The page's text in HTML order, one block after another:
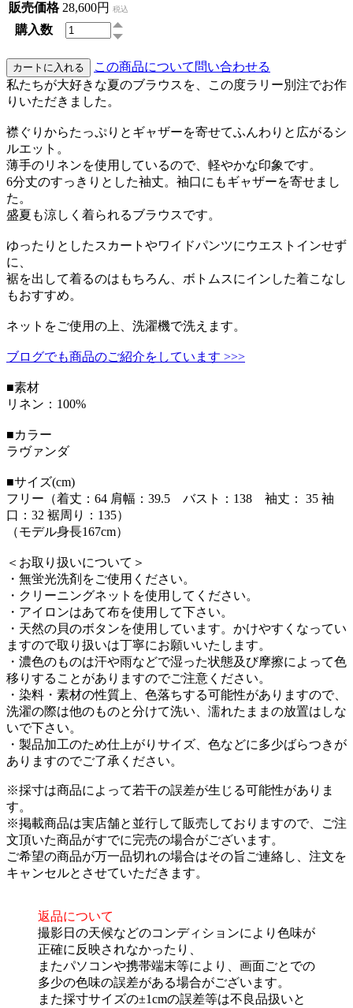
販売価格 28,600円 税込
購入数
この商品について問い合わせる
私たちが大好きな夏のブラウスを、この度ラリー別注でお作
りいただきました。
襟ぐりからたっぷりとギャザーを寄せてふんわりと広がるシ
ルエット。
薄手のリネンを使用しているので、軽やかな印象です。
6分丈のすっきりとした袖丈。袖口にもギャザーを寄せまし
た。
盛夏も涼しく着られるブラウスです。
ゆったりとしたスカートやワイドパンツにウエストインせず
に、
裾を出して着るのはもちろん、ボトムスにインした着こなし
もおすすめ。
ネットをご使用の上、洗濯機で洗えます。
ブログでも商品のご紹介をしています >>>
■素材
リネン：100%
■カラー
ラヴァンダ
■サイズ(cm)
フリー（着丈：64 肩幅：39.5 バスト：138 袖丈： 35 袖
口：32 裾周り：135）
（モデル身長167cm）
＜お取り扱いについて＞
・無蛍光洗剤をご使用ください。
・クリーニングネットを使用してください。
・アイロンはあて布を使用して下さい。
・天然の貝のボタンを使用しています。かけやすくなってい
ますので取り扱いは丁寧にお願いいたします。
・濃色のものは汗や雨などで湿った状態及び摩擦によって色
移りすることがありますのでご注意ください。
・染料・素材の性質上、色落ちする可能性がありますので、
洗濯の際は他のものと分けて洗い、濡れたままの放置はしな
いで下さい。
・製品加工のため仕上がりサイズ、色などに多少ばらつきが
ありますのでご了承ください。
※採寸は商品によって若干の誤差が生じる可能性がありま
す。
※掲載商品は実店舗と並行して販売しておりますので、ご注
文頂いた商品がすでに完売の場合がございます。
ご希望の商品が万一品切れの場合はその旨ご連絡し、注文を
キャンセルとさせていただきます。
返品について
撮影日の天候などのコンディションにより色味が
正確に反映されなかったり、
またパソコンや携帯端末等により、画面ごとでの
多少の色味の誤差がある場合がございます。
また採寸サイズの±1cmの誤差等は不良品扱いと